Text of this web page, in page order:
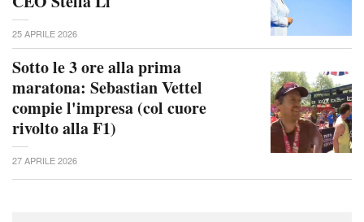
25 APRILE 2026
Sotto le 3 ore alla prima
maratona: Sebastian Vettel
compie l'impresa (col cuore
rivolto alla F1)
27 APRILE 2026